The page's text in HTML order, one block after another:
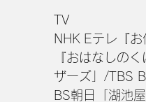
TV
NHK Eテレ『
『おはなしの
ザーズ」/TBS
BS朝日「湖池